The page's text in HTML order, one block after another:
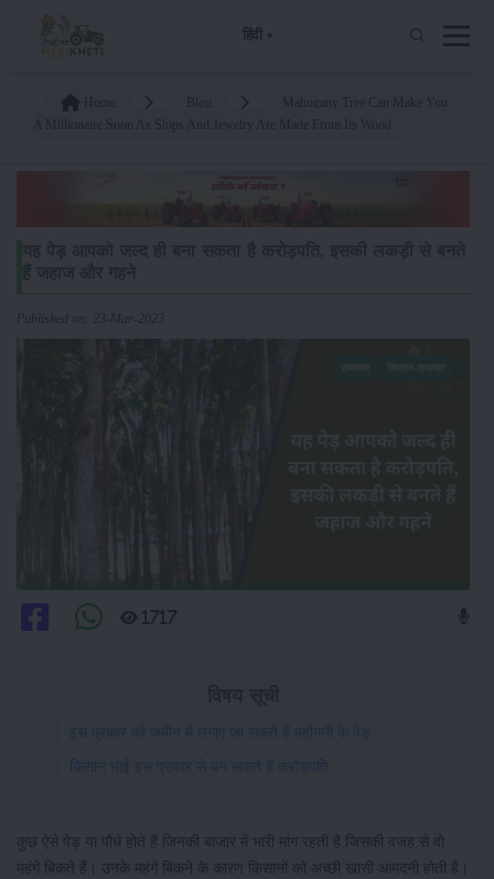
हिंदी
Published on: 23-Mar-2023
1717
इस प्रकार की जमीन में लगाए जा सकते हैं महोगनी के पेड़
किसान भाई इस प्रकार से बन सकते हैं करोड़पति
कुछ ऐसे पेड़ या पौधे होते हैं जिनकी बाजार में भारी मांग रहती है जिसकी वजह से वो
महंगे बिकते हैं। उनके महंगे बिकने के कारण किसानों को अच्छी खासी आमदनी होती है।